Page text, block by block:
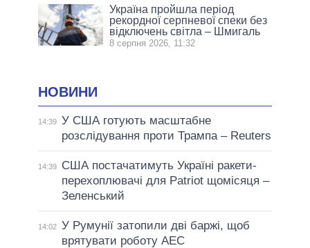
Україна пройшла період
рекордної серпневої спеки без
відключень світла – Шмигаль
8 серпня 2026, 11:32
НОВИНИ
14:39 У США готують масштабне
розслідування проти Трампа – Reuters
14:39
США постачатимуть Україні ракети-
перехоплювачі для Patriot щомісяця –
Зеленський
14:02 У Румунії затопили дві баржі, щоб
врятувати роботу АЕС